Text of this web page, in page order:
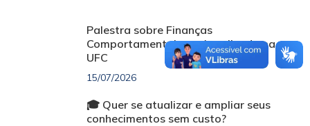
Palestra sobre Finanças
Comportamentais será realizada na
UFC
15/07/2026
🎓 Quer se atualizar e ampliar seus
conhecimentos sem custo?